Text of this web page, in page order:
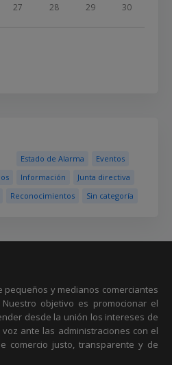
27 28 29 30
Estado de Alarma
Eventos
Información
Junta directiva
Reconocimientos Sin categoría
pequeños y medianos comerciantes
objetivo es promocionar el
desde la unión los intereses de
ante las administraciones con el
comercio justo, transparente y de